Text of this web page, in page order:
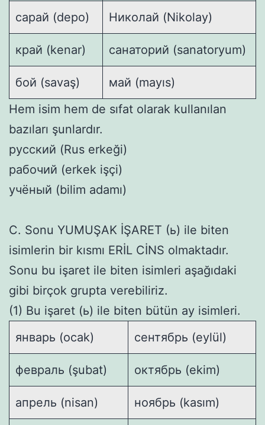
сарай (depo) Николай (Nikolay)
край (kenar) санаторий (sanatoryum)
бой (savaş)
май (mayıs)
Hem isim hem de sıfat olarak kullanılan
bazıları şunlardır.
русский (Rus erkeği)
рабочий (erkek işçi)
учёный (bilim adamı)
C. Sonu YUMUŞAK İŞARET (ь) ile biten
isimlerin bir kısmı ERİL CİNS olmaktadır.
Sonu bu işaret ile biten isimleri aşağıdaki
gibi birçok grupta verebiliriz.
(1) Bu işaret (ь) ile biten bütün ay isimleri.
январь (ocak)
сентябрь (eylül)
февраль (şubat) октябрь (ekim)
апрель (nisan) ноябрь (kasım)